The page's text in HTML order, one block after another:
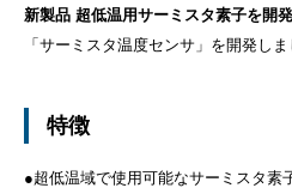
新製品 超低温用サーミスタ素子を開
「サーミスタ温度センサ」を開発し
特徴
●超低温域で使用可能なサーミスタ素